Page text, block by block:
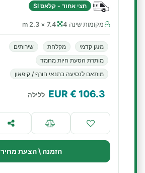
חצי אחוד - קלאס SI
מקומות שינה 4 7.4 × 2.3 m
מזגן קדמי מקלחת
שירותים
מותרת הסעת חיות מחמד
מותאם לנסיעה בתנאי חורף / קיפאון
106.3
€ EUR ללילה
הזמנה \ הצעת מחיר